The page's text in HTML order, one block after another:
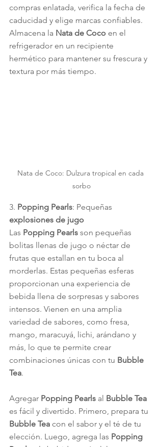
compras enlatada, verifica la fecha de
caducidad y elige marcas confiables.
Almacena la Nata de Coco en el
refrigerador en un recipiente
hermético para mantener su frescura y
textura por más tiempo.
Nata de Coco: Dulzura tropical en cada
sorbo
3. Popping Pearls: Pequeñas
explosiones de jugo
Las Popping Pearls son pequeñas
bolitas llenas de jugo o néctar de
frutas que estallan en tu boca al
morderlas. Estas pequeñas esferas
proporcionan una experiencia de
bebida llena de sorpresas y sabores
intensos. Vienen en una amplia
variedad de sabores, como fresa,
mango, maracuyá, lichi, arándano y
más, lo que te permite crear
combinaciones únicas con tu Bubble
Tea.
Agregar Popping Pearls al Bubble Tea
es fácil y divertido. Primero, prepara tu
Bubble Tea con el sabor y el té de tu
elección. Luego, agrega las Popping